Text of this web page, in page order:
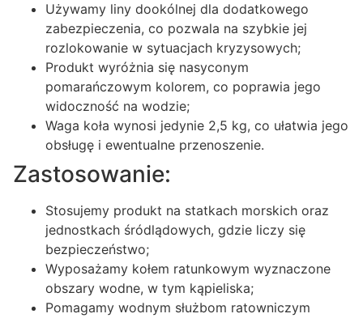
Używamy liny dookólnej dla dodatkowego
zabezpieczenia, co pozwala na szybkie jej
rozlokowanie w sytuacjach kryzysowych;
Produkt wyróżnia się nasyconym
pomarańczowym kolorem, co poprawia jego
widoczność na wodzie;
Waga koła wynosi jedynie 2,5 kg, co ułatwia jego
obsługę i ewentualne przenoszenie.
Zastosowanie:
Stosujemy produkt na statkach morskich oraz
jednostkach śródlądowych, gdzie liczy się
bezpieczeństwo;
Wyposażamy kołem ratunkowym wyznaczone
obszary wodne, w tym kąpieliska;
Pomagamy wodnym służbom ratowniczym